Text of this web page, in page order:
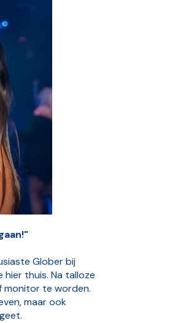
Glober bij
hier thuis. Na talloze
monitor te worden.
maar ook